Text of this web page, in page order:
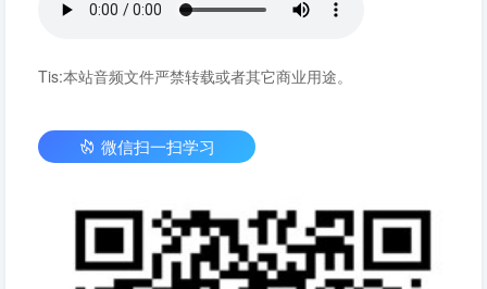
Tis:本站音频文件严禁转载或者其它商业用途。
微信扫一扫学习